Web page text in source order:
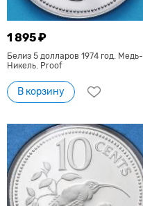
1 895 ₽
Белиз 5 долларов 1974 год. Медь-
Никель. Proof
В корзину